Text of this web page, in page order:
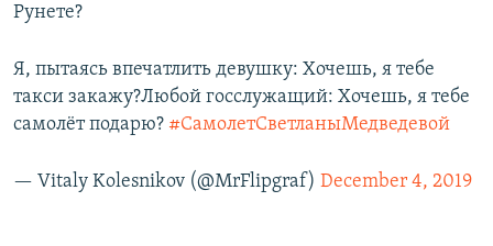
Рунете?
Я, пытаясь впечатлить девушку: Хочешь, я тебе
такси закажу?Любой госслужащий: Хочешь, я тебе
самолёт подарю? #СамолетСветланыМедведевой
— Vitaly Kolesnikov (@MrFlipgraf) December 4, 2019